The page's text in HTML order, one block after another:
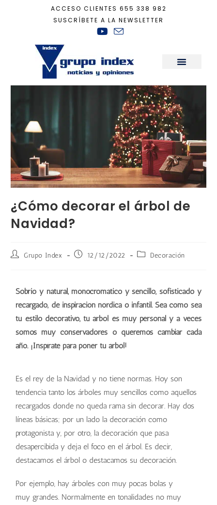
ACCESO CLIENTES 655 338 982
SUSCRÍBETE A LA NEWSLETTER
Decoración
¿Cómo decorar el árbol de
Navidad?
Grupo Index 12/12/2022 Decoración
Sobrio y natural, monocromático y sencillo, sofisticado y
recargado, de inspiración nórdica o infantil. Sea como sea
tu estilo decorativo, tu árbol es muy personal y a veces
somos muy conservadores o queremos cambiar cada
año. ¡Inspírate para poner tu árbol!
Es el rey de la Navidad y no tiene normas. Hoy son
tendencia tanto los árboles muy sencillos como aquellos
recargados donde no queda rama sin decorar. Hay dos
líneas básicas; por un lado la decoración como
protagonista y, por otro, la decoración que pasa
desapercibida y deja el foco en el árbol. Es decir,
destacamos el árbol o destacamos su decoración.
Por ejemplo, hay árboles con muy pocas bolas y
muy grandes. Normalmente en tonalidades no muy